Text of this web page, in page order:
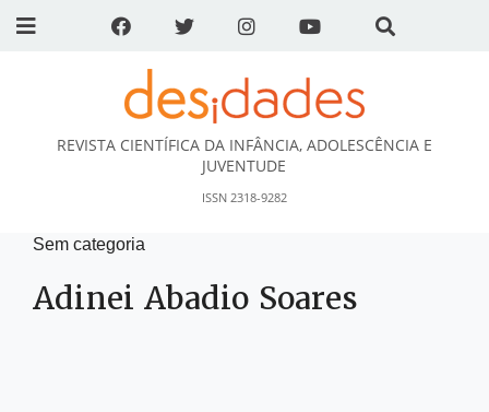
DESidades
REVISTA CIENTÍFICA DA INFÂNCIA, ADOLESCÊNCIA E
JUVENTUDE
ISSN 2318-9282
Sem categoria
Adinei Abadio Soares